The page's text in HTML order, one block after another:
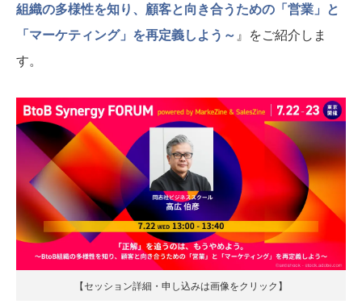
組織の多様性を知り、顧客と向き合うための「営業」と
「マーケティング」を再定義しよう～』をご紹介しま
す。
【セッション詳細・申し込みは画像をクリック】